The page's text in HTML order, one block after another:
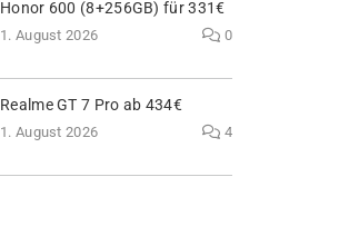
Honor 600 (8+256GB) für 331€
1. August 2026 0
Realme GT 7 Pro ab 434€
1. August 2026 4